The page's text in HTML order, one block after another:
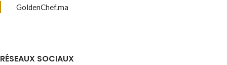
GoldenChef.ma
RÉSEAUX SOCIAUX